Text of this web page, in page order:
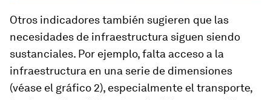
Otros indicadores también sugieren que las
necesidades de infraestructura siguen siendo
sustanciales. Por ejemplo, falta acceso a la
infraestructura en una serie de dimensiones
(véase el gráfico 2), especialmente el transporte,